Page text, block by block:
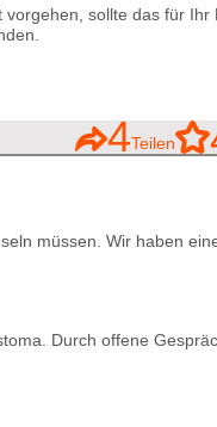
sollte das für Ihr
4Teilen
müssen. Wir haben
Durch offene